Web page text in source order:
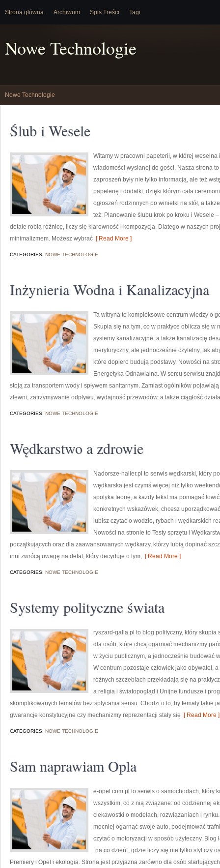
Strona główna Archiwum Spis Treści Tagi
Nowe Technologie
Nowe Technologie
Ślub i Wesele
Witamy w pracowni papeterii, w której
wiadomości wysłanej do gości. Nasza strona
zaproszeń były nie tylko informacją, ale też
papeterię i dodatki, dzięki którym cała
ogłoszeń rodzinnych po winietki na stół, a
też: Planowanie ślubu krok po kroku i Wesele
detale robią różnicę, liczy się klarowność i kompozycja. Dlatego w naszych
minimalizmem. Możesz wybrać [ Read More ]
CATEGORIES: NOWE TECHNOLOGIE
Inżynieria Wodna i Kanalizacyjna
Ta witryna to kompleksowe centrum wiedzy o
Skupia się na tym, co w praktyce oblicza się w
systemy kanalizacyjne, a także kanalizację
merytoryczny, ale jednocześnie czytelny, tak
które dopiero budują podstawy. Nowości na
Energetyka Odnawialna. W sercu serwisu
stoją za transportem wody i spływem sanitarnym. Zamiast ogólników
zlewni, zatrzymywanie odpływu, wydajność przewodów, a także ciągłość
CATEGORIES: NOWE TECHNOLOGIE
Wędkarstwo a zdrowie
Nadorsze-haller.pl to serwis wędkarski, który
wędkarska jest czymś więcej niż tylko
spotyka teorię, a każdy tekst ma pomagać
konkretnych wskazówek, chcesz
lubisz czytać o wodzie, rybach i wędkarskich
Nowości na stronie to Testy sprzętu i
początkujących oraz dla zaawansowanych wędkarzy, którzy lubią dopinać
inni zwrócą uwagę na detal, który decyduje o tym, [ Read More ]
CATEGORIES: NOWE TECHNOLOGIE
Systemy polityczne świata
ryszard-galla.pl to blog polityczny, który skupia
dla osób, które chcą ogarniać mechanizmy
w życiu publicznym, a jednocześnie budować
W centrum pozostaje człowiek jako obywatel,
różnych szczeblach przekładają się na
a religia i światopogląd i Unijne fundusze i
skomplikowanych tematów bez spłycania sensu. Chodzi o to, by tematy takie
gwarancje konstytucyjne czy mechanizmy reprezentacji stały się [ Read More ]
CATEGORIES: NOWE TECHNOLOGIE
Sam naprawiam Opla
e-opel.com.pl to serwis o samochodach, który
wszystkim, co z nią związane: od codziennej
ciekawostki o modelach, rozwiązaniach i
mocniej ogarnąć swoje auto, podejmować
czytać o motoryzacji w sposób użyteczny.
„na co dzień”, gdzie liczy się nie tylko styl czy
Premiery i Opel i ekologia. Strona jest przyjazna zarówno dla osób